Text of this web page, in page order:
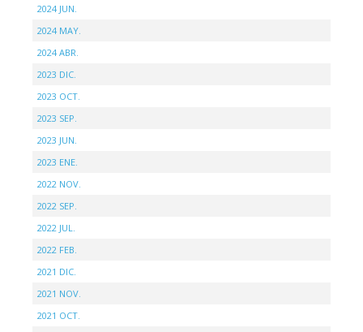
2024 JUN.
2024 MAY.
2024 ABR.
2023 DIC.
2023 OCT.
2023 SEP.
2023 JUN.
2023 ENE.
2022 NOV.
2022 SEP.
2022 JUL.
2022 FEB.
2021 DIC.
2021 NOV.
2021 OCT.